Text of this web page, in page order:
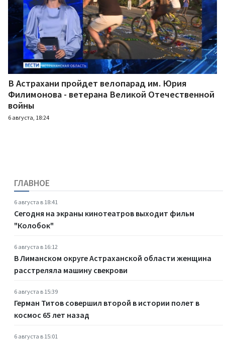
В Астрахани пройдет велопарад им. Юрия
Филимонова - ветерана Великой Отечественной
войны
6 августа, 18:24
ГЛАВНОЕ
6 августа в 18:41
Сегодня на экраны кинотеатров выходит фильм
"Колобок"
6 августа в 16:12
В Лиманском округе Астраханской области женщина
расстреляла машину свекрови
6 августа в 15:39
Герман Титов совершил второй в истории полет в
космос 65 лет назад
6 августа в 15:01